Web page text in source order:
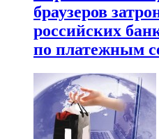
браузеров
российских
по платежным